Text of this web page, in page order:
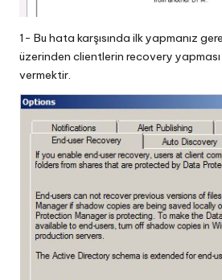
1- Bu hata karşısında ilk yapmanız
üzerinden clientlerin recovery
vermektir.